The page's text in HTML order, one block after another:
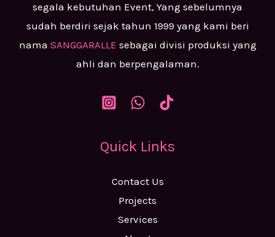
segala kebutuhan Event, Yang sebelumnya
sudah berdiri sejak tahun 1999 yang kami beri
nama SANGGARALLE sebagai divisi produksi yang
ahli dan berpengalaman.
Quick Links
Contact Us
Projects
Services